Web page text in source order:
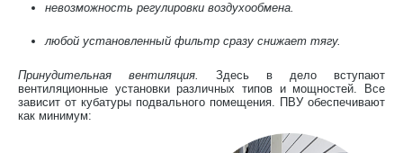
невозможность регулировки воздухообмена.
любой установленный фильтр сразу снижает тягу.
Принудительная вентиляция.
Здесь в дело вступают
вентиляционные установки различных типов и мощностей. Все
зависит от кубатуры подвального помещения. ПВУ обеспечивают
как минимум: